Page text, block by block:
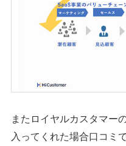
またロイヤルカスタマー
入ってくれた場合口コミ